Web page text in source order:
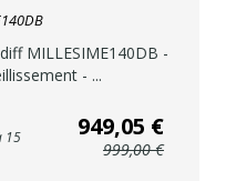
MILLESIME140DB -
- ...
15
949,05 €
999,00 €